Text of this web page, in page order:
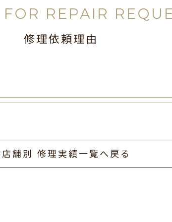
REPAIR
修理依頼理由
舗別 修理実績一覧へ戻る